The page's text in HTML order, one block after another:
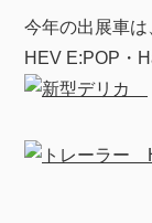
今年の出展車
HEV E:POP・